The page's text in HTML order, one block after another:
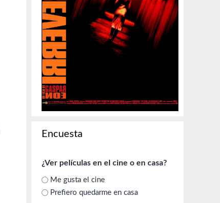
Encuesta
¿Ver películas en el cine o en casa?
Me gusta el cine
Prefiero quedarme en casa